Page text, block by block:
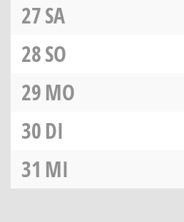
27SA
28SO
29MO
30DI
31 MI